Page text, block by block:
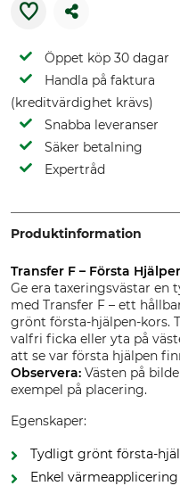
Öppet köp 30 dagar
Handla på faktura
(kreditvärdighet krävs)
Snabba leveranser
Säker betalning
Expertråd
Produktinformation
Transfer F – Första
Ge era taxeringsvästar en
med Transfer F – ett
grönt första‑hjälpen‑kors.
valfri ficka eller yta på
att se var första hjälpen
Observera: Västen på
exempel på placering.
Egenskaper:
Tydligt grönt
Enkel